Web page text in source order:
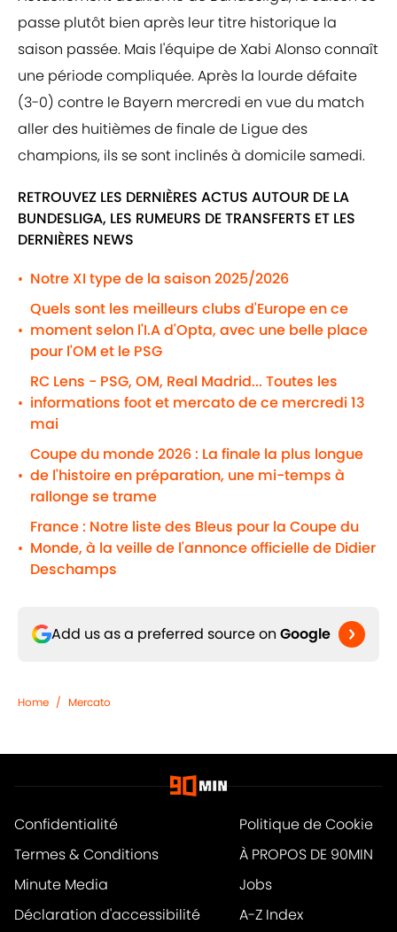
passe plutôt bien après leur titre historique la
saison passée. Mais l'équipe de Xabi Alonso connaît
une période compliquée. Après la lourde défaite
(3-0) contre le Bayern mercredi en vue du match
aller des huitièmes de finale de Ligue des
champions, ils se sont inclinés à domicile samedi.
RETROUVEZ LES DERNIÈRES ACTUS AUTOUR DE LA
BUNDESLIGA, LES RUMEURS DE TRANSFERTS ET LES
DERNIÈRES NEWS
• Notre XI type de la saison 2025/2026
•
Quels sont les meilleurs clubs d'Europe en ce
moment selon l'I.A d'Opta, avec une belle place
pour l'OM et le PSG
•
RC Lens - PSG, OM, Real Madrid... Toutes les
informations foot et mercato de ce mercredi 13
mai
•
Coupe du monde 2026 : La finale la plus longue
de l'histoire en préparation, une mi-temps à
rallonge se trame
•
France : Notre liste des Bleus pour la Coupe du
Monde, à la veille de l'annonce officielle de Didier
Deschamps
Add us as a preferred source on Google
Home / Mercato
Confidentialité
Politique de Cookie
Termes & Conditions
À PROPOS DE 90MIN
Minute Media
Jobs
Déclaration d'accessibilité
A-Z Index